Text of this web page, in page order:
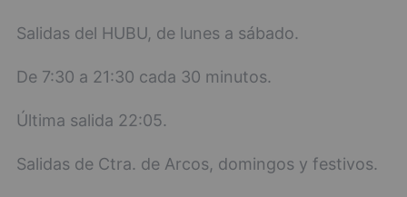
Salidas del HUBU, de lunes a sábado.
De 7:30 a 21:30 cada 30 minutos.
Última salida 22:05.
Salidas de Ctra. de Arcos, domingos y festivos.